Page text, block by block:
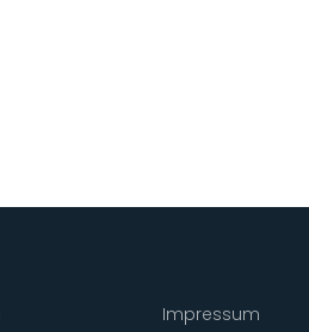
Impressum